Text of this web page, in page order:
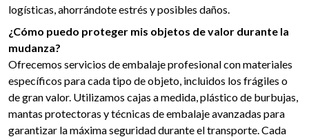
logísticas, ahorrándote estrés y posibles daños.
¿Cómo puedo proteger mis objetos de valor durante la
mudanza?
Ofrecemos servicios de embalaje profesional con materiales
específicos para cada tipo de objeto, incluidos los frágiles o
de gran valor. Utilizamos cajas a medida, plástico de burbujas,
mantas protectoras y técnicas de embalaje avanzadas para
garantizar la máxima seguridad durante el transporte. Cada